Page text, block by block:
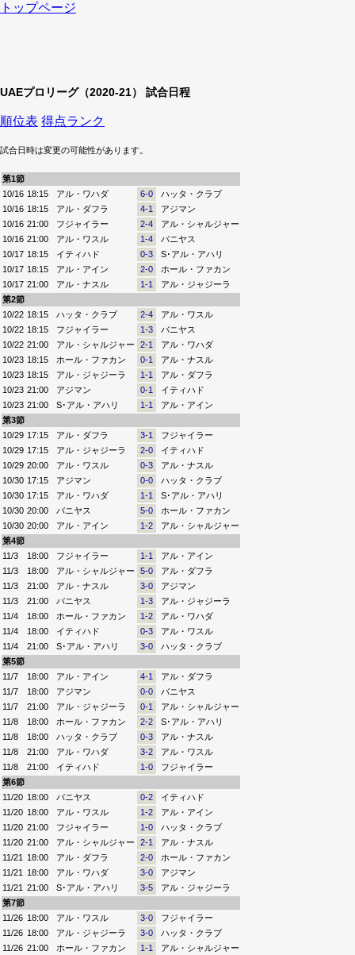
トップページ
UAEプロリーグ（2020-21） 試合日程
順位表 得点ランク
試合日時は変更の可能性があります。
第1節
10/16 18:15 アル・ワハダ 6-0
ハッタ・クラブ
10/16 18:15 アル・ダフラ 4-1
アジマン
10/16 21:00 フジャイラー 2-4
アル・シャルジャー
10/16 21:00 アル・ワスル 1-4
バニヤス
10/17 18:15 イティハド 0-3
S･アル・アハリ
10/17 18:15 アル・アイン 2-0
ホール・ファカン
10/17 21:00 アル・ナスル 1-1
アル・ジャジーラ
第2節
10/22 18:15 ハッタ・クラブ 2-4
アル・ワスル
10/22 18:15 フジャイラー 1-3
バニヤス
10/22 21:00 アル・シャルジャー 2-1
アル・ワハダ
10/23 18:15 ホール・ファカン 0-1
アル・ナスル
10/23 18:15 アル・ジャジーラ 1-1
アル・ダフラ
10/23 21:00 アジマン 0-1
イティハド
10/23 21:00 S･アル・アハリ 1-1
アル・アイン
第3節
10/29 17:15 アル・ダフラ 3-1
フジャイラー
10/29 17:15 アル・ジャジーラ 2-0
イティハド
10/29 20:00 アル・ワスル 0-3
アル・ナスル
10/30 17:15 アジマン 0-0
ハッタ・クラブ
10/30 17:15 アル・ワハダ 1-1
S･アル・アハリ
10/30 20:00 バニヤス 5-0
ホール・ファカン
10/30 20:00 アル・アイン 1-2
アル・シャルジャー
第4節
11/3
18:00 フジャイラー 1-1
アル・アイン
11/3
18:00 アル・シャルジャー 5-0
アル・ダフラ
11/3
21:00 アル・ナスル 3-0
アジマン
11/3
21:00 バニヤス 1-3
アル・ジャジーラ
11/4
18:00 ホール・ファカン 1-2
アル・ワハダ
11/4
18:00 イティハド 0-3
アル・ワスル
11/4
21:00 S･アル・アハリ 3-0
ハッタ・クラブ
第5節
11/7
18:00 アル・アイン 4-1
アル・ダフラ
11/7
18:00 アジマン 0-0
バニヤス
11/7
21:00 アル・ジャジーラ 0-1
アル・シャルジャー
11/8
18:00 ホール・ファカン 2-2
S･アル・アハリ
11/8
18:00 ハッタ・クラブ 0-3
アル・ナスル
11/8
21:00 アル・ワハダ 3-2
アル・ワスル
11/8
21:00 イティハド 1-0
フジャイラー
第6節
11/20 18:00 バニヤス 0-2
イティハド
11/20 18:00 アル・ワスル 1-2
アル・アイン
11/20 21:00 フジャイラー 1-0
ハッタ・クラブ
11/20 21:00 アル・シャルジャー 2-1
アル・ナスル
11/21
18:00 アル・ダフラ 2-0
ホール・ファカン
11/21
18:00 アル・ワハダ 3-0
アジマン
11/21 21:00 S･アル・アハリ 3-5
アル・ジャジーラ
第7節
11/26 18:00 アル・ワスル 3-0
フジャイラー
11/26 18:00 アル・ジャジーラ 3-0
ハッタ・クラブ
11/26 21:00 ホール・ファカン 1-1
アル・シャルジャー